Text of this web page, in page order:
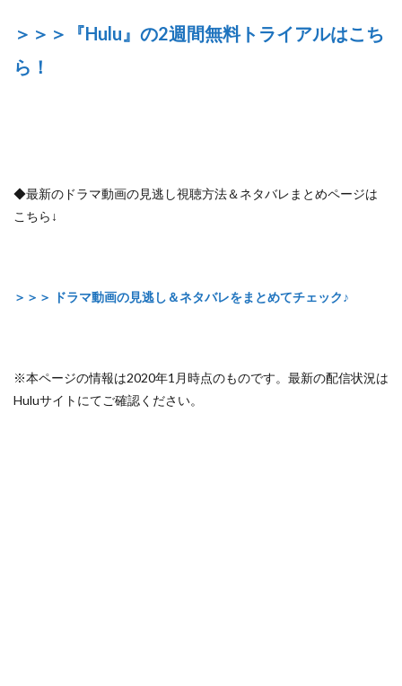
＞＞＞『Hulu』の2週間無料トライアルはこち
ら！
◆最新のドラマ動画の見逃し視聴方法＆ネタバレまとめページは
こちら↓
＞＞＞ ドラマ動画の見逃し＆ネタバレをまとめてチェック♪
※本ページの情報は2020年1月時点のものです。最新の配信状況は
Huluサイトにてご確認ください。